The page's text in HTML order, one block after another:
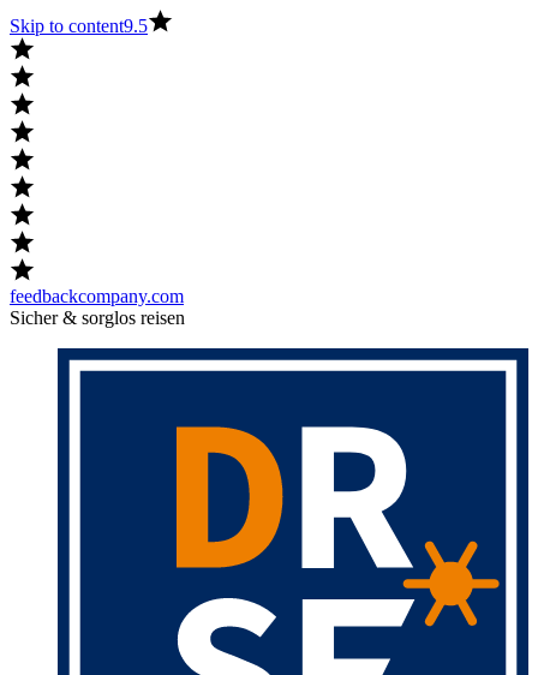
Skip to content9.5
feedbackcompany.com
Sicher & sorglos reisen